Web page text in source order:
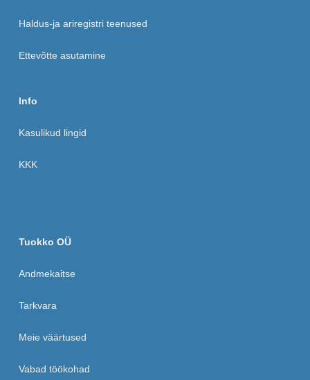
Haldus-ja ariregistri teenused
Ettevõtte asutamine
Info
Kasulikud lingid
KKK
Tuokko OÜ
Andmekaitse
Tarkvara
Meie väärtused
Vabad töökohad